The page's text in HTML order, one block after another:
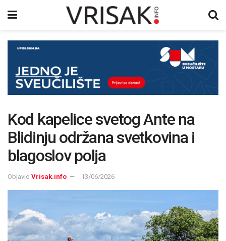
Kod kapelice svetog Ante na
Blidinju održana svetkovina i
blagoslov polja
Objavio Vrisak.info 13/06/2026